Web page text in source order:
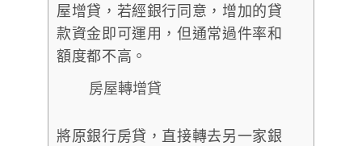
屋增貸，若經銀行同意，增加的貸
款資金即可運用，但通常過件率和
額度都不高。
房屋轉增貸
將原銀行房貸，直接轉去另一家銀